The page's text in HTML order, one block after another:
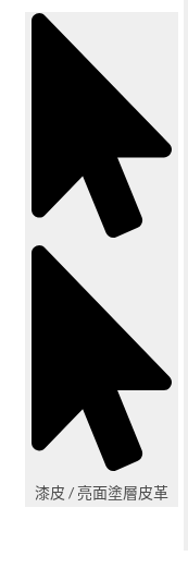
漆皮 / 亮面塗層皮革